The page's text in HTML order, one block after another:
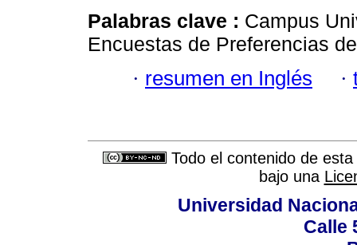
Palabras clave : Campus
Encuestas de Preferencias
· resumen en Inglés ·
Todo el contenido de
bajo una
Universidad
Calle